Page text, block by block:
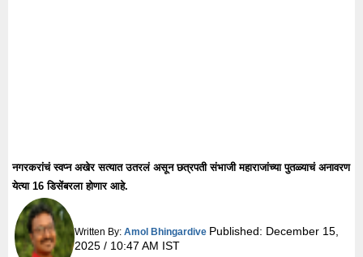
नगरकरांचं स्वप्न अखेर सत्यात उतरलं असून छत्रपती संभाजी महाराजांच्या पुतळ्याचं अनावरण
येत्या 16 डिसेंबरला होणार आहे.
Written By:Amol Bhingardive Published: December 15,
2025 / 10:47 AM IST